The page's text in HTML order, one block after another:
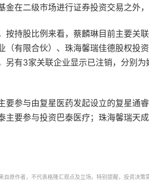
金在二级市场进行证券投资交易之外
按持股比例来看，蔡麟琳目前主要关
（有限合伙）、珠海馨瑞佳德股权投
另有3家关联企业显示已注销，分别
要参与由复星医药发起设立的复星通
主要参与投资巴泰医疗；珠海馨瑞天
自原作者，不代表格隆汇观点及立场。特别提醒，投资决